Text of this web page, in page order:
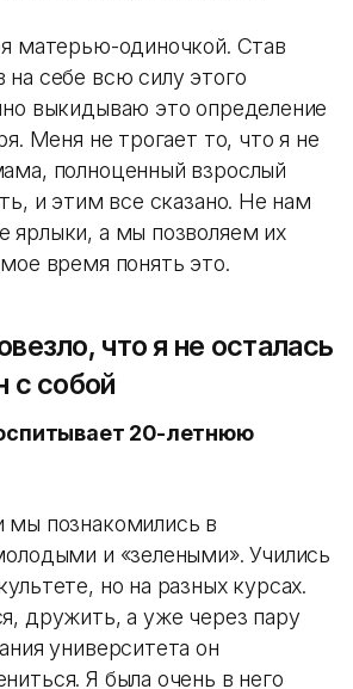
матерью-одиночкой. Став
себе всю силу этого
выкидываю это определение
Меня не трогает то, что я не
полноценный взрослый
и этим все сказано. Не нам
ярлыки, а мы позволяем их
время понять это.
что я не осталась
с собой
20-летнюю
познакомились в
и «зелеными». Учились
но на разных курсах.
дружить, а уже через пару
университета он
Я была очень в него